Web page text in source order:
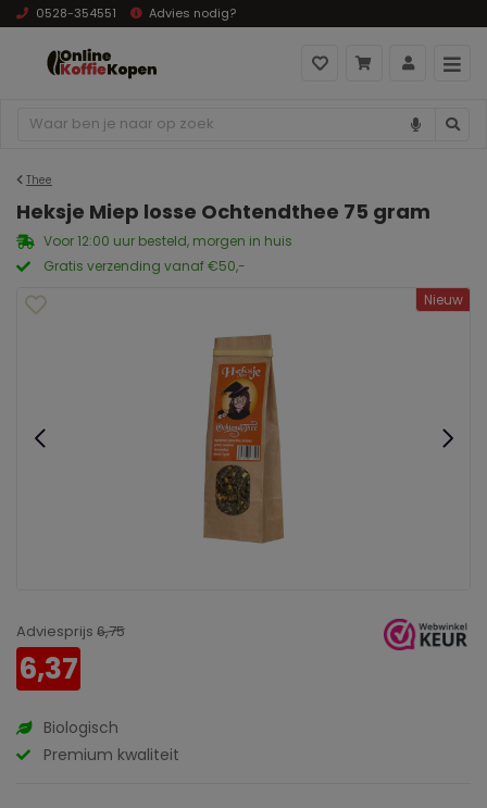
0528-354551 Advies nodig?
Thee
Heksje Miep losse Ochtendthee 75 gram
Nieuw
Biologisch
Premium kwaliteit
Adviesprijs 6,75
6,37
Voor 12:00 uur besteld, morgen in huis
Gratis verzending vanaf €50,-